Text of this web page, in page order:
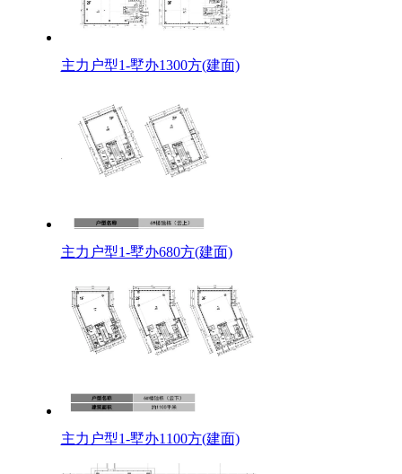
主力户型1-墅办1300方(建面)
主力户型1-墅办680方(建面)
主力户型1-墅办1100方(建面)